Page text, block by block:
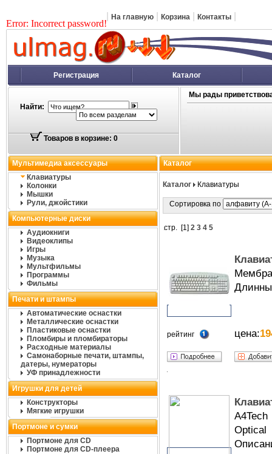
Error: Incorrect password!
На главную Корзина Контакты
Регистрация Каталог
Найти:
Товаров в корзине: 0
Мы рады
Мультимедиа аксессуары
Клавиатуры
Колонки
Мышки
Рули, джойстики
Компьютерные диски
Аудиокниги
Видеоклипы
Игры
Музыка
Мультфильмы
Программы
Фильмы
Печати и штампы
Автоматические оснастки
Металлические оснастки
Пластиковые оснастки
Пломбиры и пломбираторы
Расходные материалы
Самонаборные печати, штампы,
датеры, нумераторы
УФ принадлежности
Игрушки для детей
Конструкторы
Мягкие игрушки
Портмоне и сумки
Портмоне для CD
Портмоне для CD-плеера
Каталог
Каталог Клавиатуры
Сортировка по
стр. [1] 2 3 4 5
рейтинг цена:
Optical